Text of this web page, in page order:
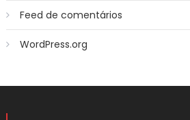
Feed de comentários
WordPress.org